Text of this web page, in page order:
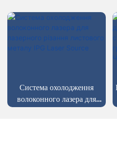
Система охолодження
волоконного лазера для
лазерного різання листового